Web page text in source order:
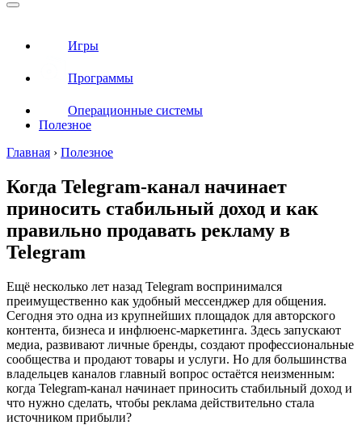
Игры
Программы
Операционные системы
Полезное
Главная › Полезное
Когда Telegram-канал начинает
приносить стабильный доход и как
правильно продавать рекламу в
Telegram
Ещё несколько лет назад Telegram воспринимался
преимущественно как удобный мессенджер для общения.
Сегодня это одна из крупнейших площадок для авторского
контента, бизнеса и инфлюенс-маркетинга. Здесь запускают
медиа, развивают личные бренды, создают профессиональные
сообщества и продают товары и услуги. Но для большинства
владельцев каналов главный вопрос остаётся неизменным:
когда Telegram-канал начинает приносить стабильный доход и
что нужно сделать, чтобы реклама действительно стала
источником прибыли?